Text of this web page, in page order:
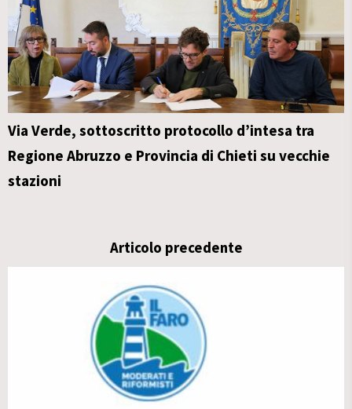
Via Verde, sottoscritto protocollo d’intesa tra
Regione Abruzzo e Provincia di Chieti su vecchie
stazioni
Articolo precedente